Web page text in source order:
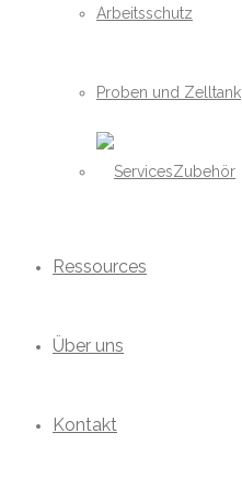
Arbeitsschutz
Proben und Zelltank
Zubehör
Ressources
Über uns
Kontakt